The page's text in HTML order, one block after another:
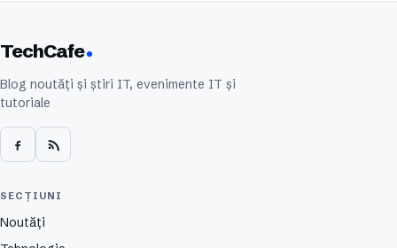
TechCafe
Blog noutăți și știri IT, evenimente IT și
tutoriale
SECȚIUNI
Noutăți